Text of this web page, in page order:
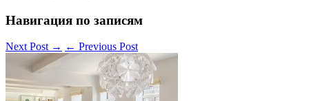
Навигация по записям
Next Post → ← Previous Post